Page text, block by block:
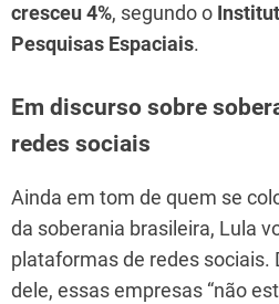
cresceu 4%, segundo o
Pesquisas Espaciais.
Em discurso sobre
redes sociais
Ainda em tom de quem se
da soberania brasileira, Lula
plataformas de redes sociais.
dele, essas empresas “não